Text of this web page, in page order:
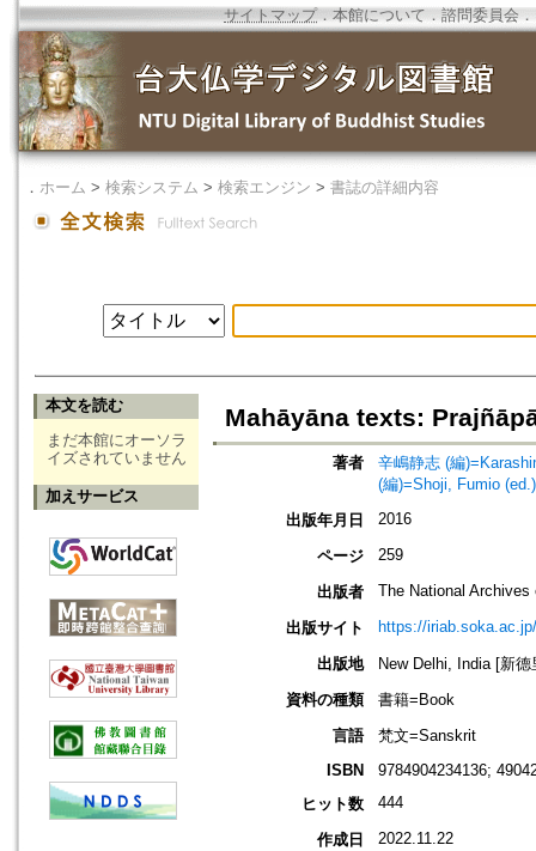
サイトマップ．本館について ． 諮問委員会 ．
． ホーム > 検索システム > 検索エンジン > 書誌の詳細内容
本文を読む
まだ本館にオーソラ
イズされていません
加えサービス
Mahāyāna texts:
著者
辛嶋静志 (編
(編)=Shoji, Fumio (ed.)
出版年月日
2016
ページ 259
出版者 The National
出版サイト https://
出版地
New Delhi, India [新
資料の種類
書籍=Book
言語
梵文=Sanskrit
ISBN
9784904234136;
ヒット数
444
作成日 2022.11.22